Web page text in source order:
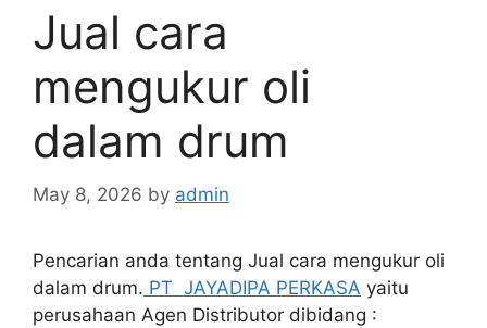
Jual cara
mengukur oli
dalam drum
May 8, 2026 by admin
Pencarian anda tentang Jual cara mengukur oli
dalam drum. PT JAYADIPA PERKASA yaitu
perusahaan Agen Distributor dibidang :